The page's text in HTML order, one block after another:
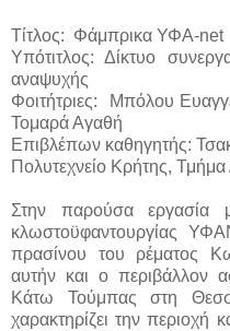
Τίτλος: Φάμπρικα ΥΦΑ-net
Υπότιτλος: Δίκτυο
αναψυχής
Φοιτήτριες: Μπόλου
Τομαρά Αγαθή
Επιβλέπων καθηγητής:
Πολυτεχνείο Κρήτης,
Στην παρούσα εργασία
κλωστοϋφαντουργίας
πρασίνου του ρέματος
αυτήν και ο περιβάλλον
Κάτω Τούμπας στη
χαρακτηρίζει την